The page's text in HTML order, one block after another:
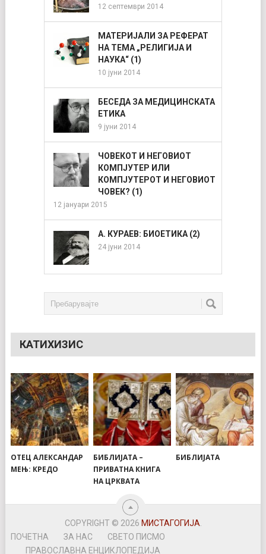
12 септември 2014
МАТЕРИЈАЛИ ЗА РЕФЕРАТ
НА ТЕМА „РЕЛИГИЈА И
НАУКА“ (1)
10 јуни 2014
БЕСЕДА ЗА МЕДИЦИНСКАТА
ЕТИКА
9 јуни 2014
ЧОВЕКОТ И НЕГОВИОТ
КОМПЈУТЕР ИЛИ
КОМПЈУТЕРОТ И НЕГОВИОТ
ЧОВЕК? (1)
12 јануари 2015
А. КУРАЕВ: БИОЕТИКА (2)
24 јуни 2014
КАТИХИЗИС
ОТЕЦ АЛЕКСАНДАР
МЕЊ: КРЕДО
БИБЛИЈАТА –
ПРИВАТНА КНИГА
НА ЦРКВАТА
БИБЛИЈАТА
COPYRIGHT © 2026 МИСТАГОГИЈА
ПОЧЕТНА
ЗА НАС
СВЕТО ПИСМО
ПРАВОСЛАВНА ЕНЦИКЛОПЕДИЈА